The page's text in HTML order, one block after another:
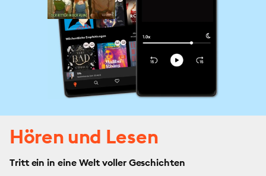
Hören und Lesen
Tritt ein in eine Welt voller Geschichten